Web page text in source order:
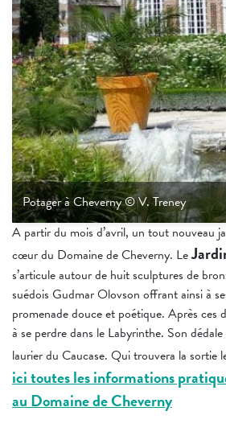
Potager à Cheverny © V. Treney
A partir du mois d’avril, un tout nouveau
cœur du Domaine de Cheverny. Le
s’articule autour de huit sculptures de
suédois Gudmar Olovson offrant ainsi à
promenade douce et poétique. Après ces
à se perdre dans le Labyrinthe. Son
laurier du Caucase. Qui trouvera la sortie
ici toutes les informations
au Domaine de Cheverny